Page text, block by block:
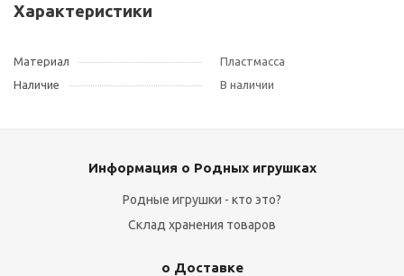
Характеристики
Материал
Пластмасса
Наличие
В наличии
Информация о Родных игрушках
Родные игрушки - кто это?
Склад хранения товаров
о Доставке